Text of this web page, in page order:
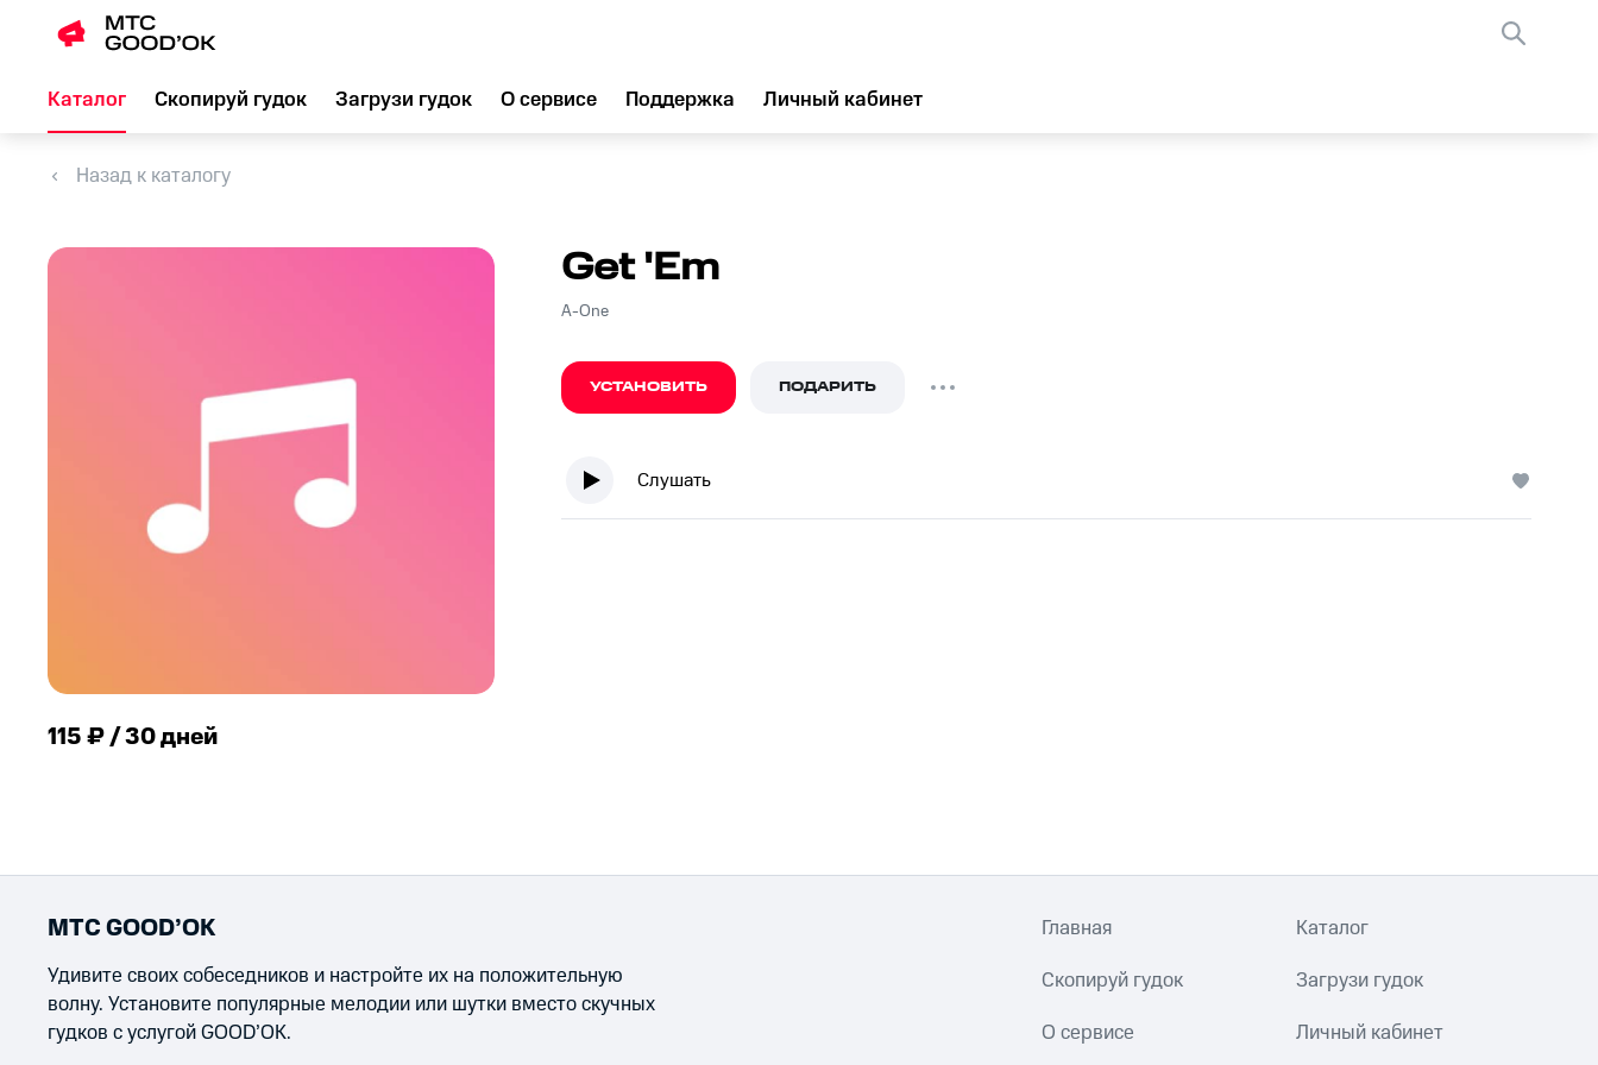
Каталог Скопируй гудок Загрузи гудок О сервисе Поддержка Личный кабинет
Назад к каталогу
115 ₽ / 30 дней
Get 'Em
A-One
УСТАНОВИТЬ ПОДАРИТЬ
Слушать
МТС GOOD’OK
Удивите своих собеседников и настройте их на положительную
волну. Установите популярные мелодии или шутки вместо скучных
гудков с услугой GOOD’OK.
Главная Каталог
Скопируй гудок Загрузи гудок
О сервисе Личный кабинет